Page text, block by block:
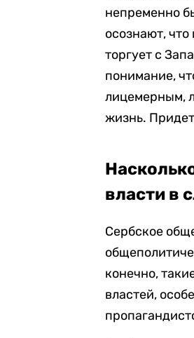
непременно
осознают,
торгует с
понимание,
лицемерным,
жизнь.
власти в
Сербское
конечно,
властей,